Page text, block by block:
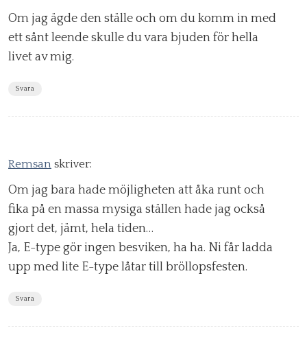
Om jag ägde den ställe och om du komm in med
ett sånt leende skulle du vara bjuden för hella
livet av mig.
Svara
Remsan skriver:
Om jag bara hade möjligheten att åka runt och
fika på en massa mysiga ställen hade jag också
gjort det, jämt, hela tiden…
Ja, E-type gör ingen besviken, ha ha. Ni får ladda
upp med lite E-type låtar till bröllopsfesten.
Svara